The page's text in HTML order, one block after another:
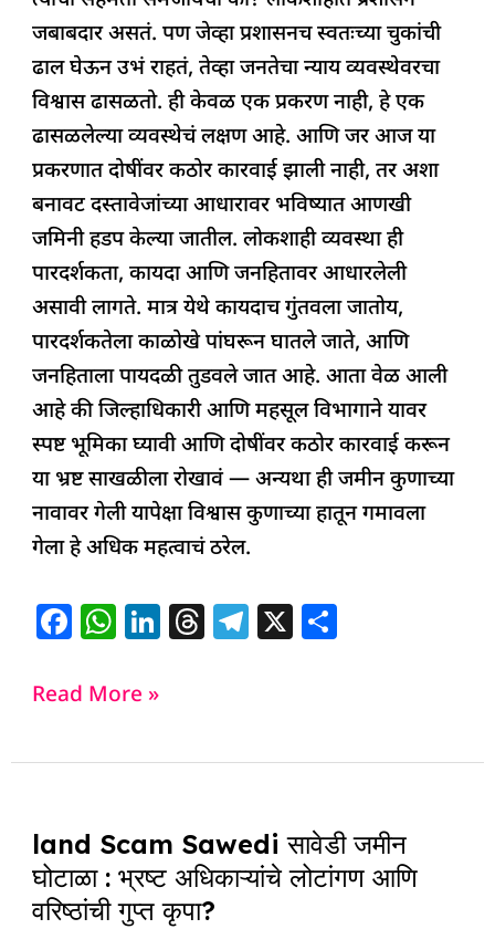
जबाबदार असतं. पण जेव्हा प्रशासनच स्वतःच्या चुकांची
ढाल घेऊन उभं राहतं, तेव्हा जनतेचा न्याय व्यवस्थेवरचा
विश्वास ढासळतो. ही केवळ एक प्रकरण नाही, हे एक
ढासळलेल्या व्यवस्थेचं लक्षण आहे. आणि जर आज या
प्रकरणात दोषींवर कठोर कारवाई झाली नाही, तर अशा
बनावट दस्तावेजांच्या आधारावर भविष्यात आणखी
जमिनी हडप केल्या जातील. लोकशाही व्यवस्था ही
पारदर्शकता, कायदा आणि जनहितावर आधारलेली
असावी लागते. मात्र येथे कायदाच गुंतवला जातोय,
पारदर्शकतेला काळोखे पांघरून घातले जाते, आणि
जनहिताला पायदळी तुडवले जात आहे. आता वेळ आली
आहे की जिल्हाधिकारी आणि महसूल विभागाने यावर
स्पष्ट भूमिका घ्यावी आणि दोषींवर कठोर कारवाई करून
या भ्रष्ट साखळीला रोखावं — अन्यथा ही जमीन कुणाच्या
नावावर गेली यापेक्षा विश्वास कुणाच्या हातून गमावला
गेला हे अधिक महत्वाचं ठरेल.
F
c
b
o
k
W
at
A
p
Li
dI
T
d
T
ra
X
Read More »
land Scam Sawedi सावेडी जमीन
घोटाळा : भ्रष्ट अधिकाऱ्यांचे लोटांगण आणि
वरिष्ठांची गुप्त कृपा?
Scam
Sawedi
सावेडी